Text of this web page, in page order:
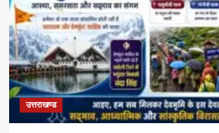
उत्तराखण्ड